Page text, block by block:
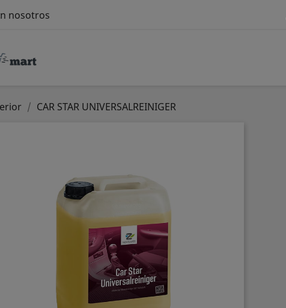
nosotros
CAR STAR UNIVERSALREINIGER